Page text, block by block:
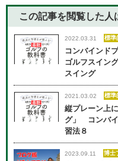
この記事を閲覧した人
2022.03.31 標準
コンバインド
ゴルフスイン
スイング
2021.03.02 標準
縦プレーン上
グ」 コンバイ
習法８
2023.09.11 博士